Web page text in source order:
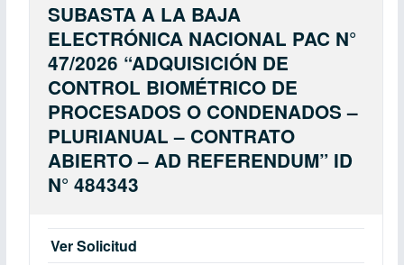
SUBASTA A LA BAJA
ELECTRÓNICA NACIONAL PAC N°
47/2026 “ADQUISICIÓN DE
CONTROL BIOMÉTRICO DE
PROCESADOS O CONDENADOS –
PLURIANUAL – CONTRATO
ABIERTO – AD REFERENDUM” ID
N° 484343
Ver Solicitud